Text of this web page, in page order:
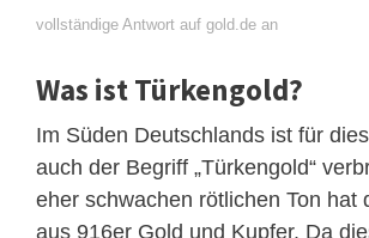
vollständige Antwort auf gold.de an
Was ist Türkengold?
Im Süden Deutschlands ist für
auch der Begriff „Türkengold“
eher schwachen rötlichen Ton hat
aus 916er Gold und Kupfer. Da